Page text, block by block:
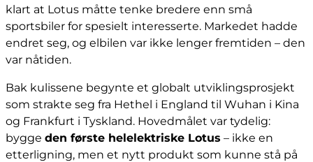
klart at Lotus måtte tenke bredere enn små
sportsbiler for spesielt interesserte. Markedet hadde
endret seg, og elbilen var ikke lenger fremtiden – den
var nåtiden.
Bak kulissene begynte et globalt utviklingsprosjekt
som strakte seg fra Hethel i England til Wuhan i Kina
og Frankfurt i Tyskland. Hovedmålet var tydelig:
bygge den første helelektriske Lotus – ikke en
etterligning, men et nytt produkt som kunne stå på